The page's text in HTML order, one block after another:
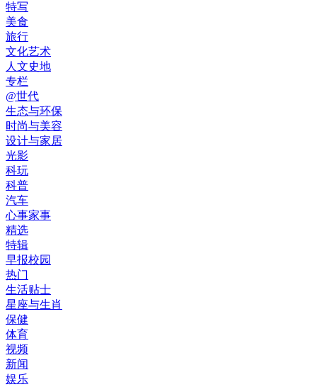
特写
美食
旅行
文化艺术
人文史地
专栏
@世代
生态与环保
时尚与美容
设计与家居
光影
科玩
科普
汽车
心事家事
精选
特辑
早报校园
热门
生活贴士
星座与生肖
保健
体育
视频
新闻
娱乐